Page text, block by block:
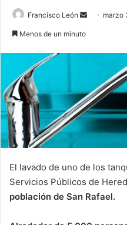
Francisco León
Send marzo
Menos de un minuto
El lavado de uno de los
Servicios Públicos de
población de San Rafael.